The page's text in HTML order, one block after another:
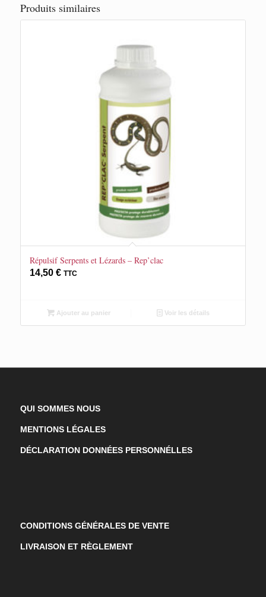
Produits similaires
Répulsif Serpents et Lézards – Rep’clac
14,50 € TTC
Ajouter au panier Voir les détails
QUI SOMMES NOUS
MENTIONS LÉGALES
DÉCLARATION DONNÉES PERSONNÉLLES
CONDITIONS GÉNÉRALES DE VENTE
LIVRAISON ET RÈGLEMENT